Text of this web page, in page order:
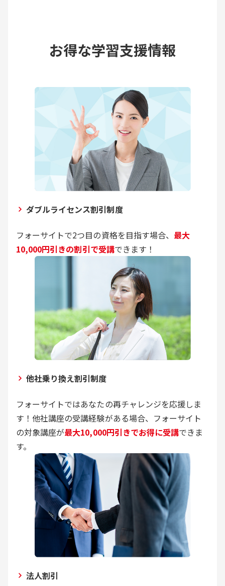
お得な学習支援情報
ダブルライセンス割引制度
フォーサイトで2つ目の資格を目指す場合、 最大
10,000円引きの割引で受講できます！
他社乗り換え割引制度
フォーサイトではあなたの再チャレンジを応援しま
す！他社講座の受講経験がある場合、フォーサイト
の対象講座が最大10,000円引きでお得に受講できま
す。
法人割引